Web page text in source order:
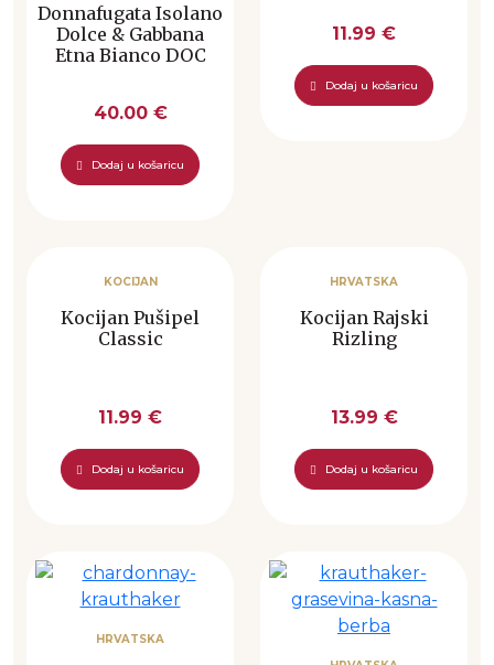
Donnafugata Isolano
Dolce & Gabbana
Etna Bianco DOC
40.00 €
Dodaj u košaricu
11.99 €
Dodaj u košaricu
KOCIJAN
Kocijan Pušipel
Classic
11.99 €
Dodaj u košaricu
HRVATSKA
Kocijan Rajski
Rizling
13.99 €
Dodaj u košaricu
HRVATSKA